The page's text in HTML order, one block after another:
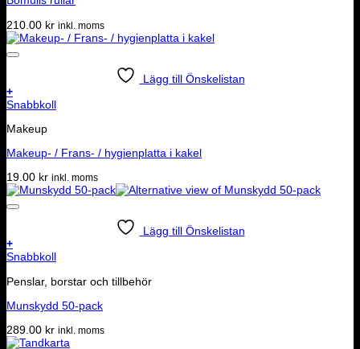
210.00 kr inkl. moms
Lägg till Önskelistan
+
Snabbkoll
Makeup
Makeup- / Frans- / hygienplatta i kakel
19.00 kr inkl. moms
Lägg till Önskelistan
+
Snabbkoll
Penslar, borstar och tillbehör
Munskydd 50-pack
289.00 kr inkl. moms